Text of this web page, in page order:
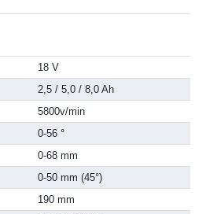
18 V
2,5 / 5,0 / 8,0 Ah
5800v/min
0-56 °
0-68 mm
0-50 mm (45°)
190 mm